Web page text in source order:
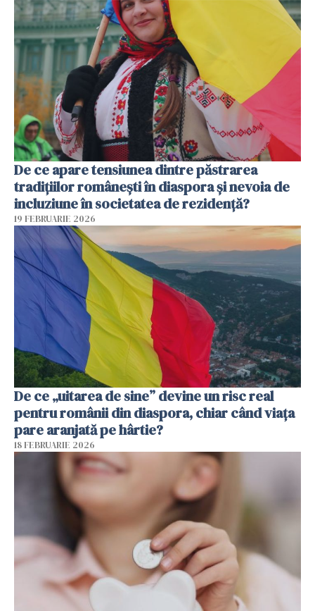
De ce apare tensiunea dintre păstrarea
tradițiilor românești în diaspora și nevoia de
incluziune în societatea de rezidență?
19 FEBRUARIE 2026
De ce „uitarea de sine” devine un risc real
pentru românii din diaspora, chiar când viața
pare aranjată pe hârtie?
18 FEBRUARIE 2026